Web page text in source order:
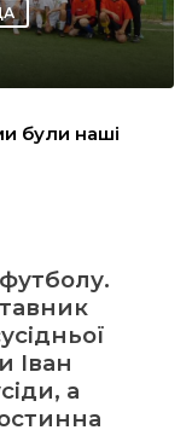
були наші
Іван
а